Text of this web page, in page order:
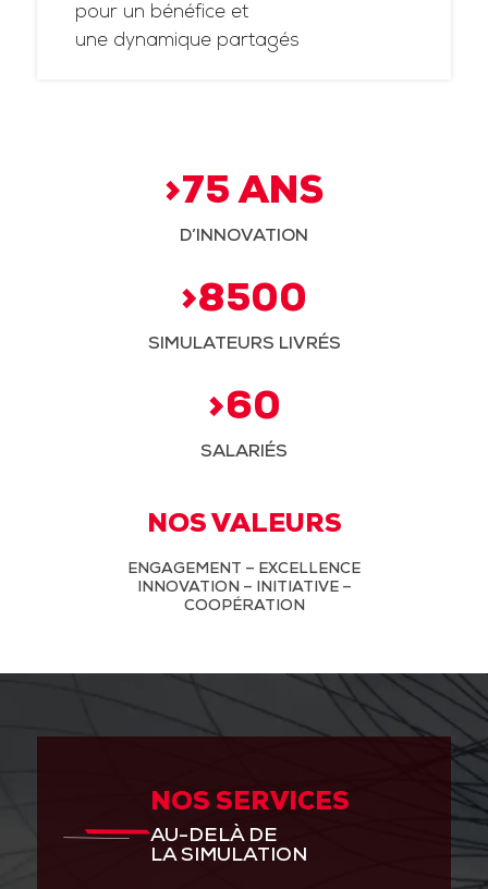
pour un bénéfice et
une dynamique partagés
>75 ANS
D’INNOVATION
>8500
SIMULATEURS LIVRÉS
>60
SALARIÉS
NOS VALEURS
ENGAGEMENT – EXCELLENCE
INNOVATION – INITIATIVE –
COOPÉRATION
NOS SERVICES
AU-DELÀ DE
LA SIMULATION